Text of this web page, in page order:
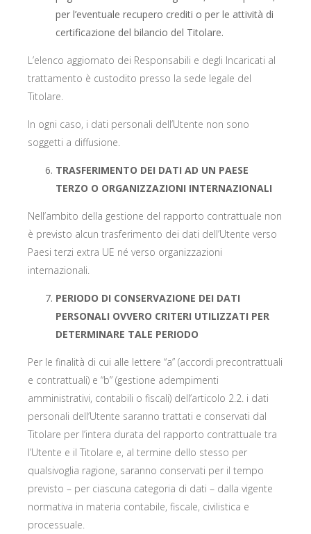
per l’eventuale recupero crediti o per le attività di
certificazione del bilancio del Titolare.
L’elenco aggiornato dei Responsabili e degli Incaricati al
trattamento è custodito presso la sede legale del
Titolare.
In ogni caso, i dati personali dell’Utente non sono
soggetti a diffusione.
TRASFERIMENTO DEI DATI AD UN PAESE
TERZO O ORGANIZZAZIONI INTERNAZIONALI
Nell’ambito della gestione del rapporto contrattuale non
è previsto alcun trasferimento dei dati dell’Utente verso
Paesi terzi extra UE né verso organizzazioni
internazionali.
PERIODO DI CONSERVAZIONE DEI DATI
PERSONALI OVVERO CRITERI UTILIZZATI PER
DETERMINARE TALE PERIODO
Per le finalità di cui alle lettere “a” (accordi precontrattuali
e contrattuali) e “b” (gestione adempimenti
amministrativi, contabili o fiscali) dell’articolo 2.2. i dati
personali dell’Utente saranno trattati e conservati dal
Titolare per l’intera durata del rapporto contrattuale tra
l’Utente e il Titolare e, al termine dello stesso per
qualsivoglia ragione, saranno conservati per il tempo
previsto – per ciascuna categoria di dati – dalla vigente
normativa in materia contabile, fiscale, civilistica e
processuale.